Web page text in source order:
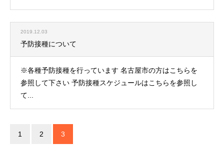
2019.12.03
予防接種について
※各種予防接種を行っています 名古屋市の方はこちらを
参照して下さい 予防接種スケジュールはこちらを参照し
て...
1 2 3